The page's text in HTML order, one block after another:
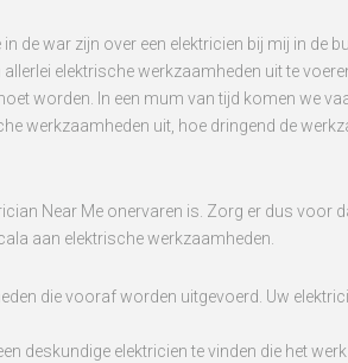
de war zijn over een elektricien bij mij in de
elektrische werkzaamheden uit te
worden. In een mum van tijd komen we
werkzaamheden uit, hoe dringend de
Near Me onervaren is. Zorg er dus
aan elektrische werkzaamheden.
die vooraf worden uitgevoerd. Uw
deskundige elektricien te vinden die het